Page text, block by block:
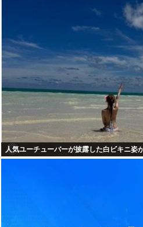
人気ユーチューバーが披露した白ビキニ姿